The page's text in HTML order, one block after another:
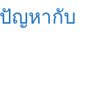
ญหากับ